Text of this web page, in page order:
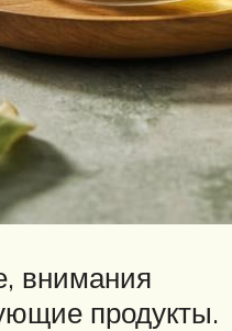
внимания
продукты.